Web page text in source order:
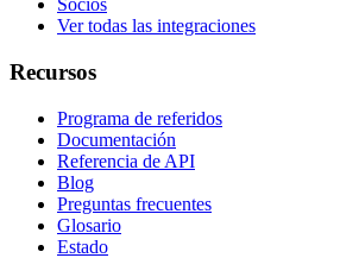
Socios
Ver todas las integraciones
Recursos
Programa de referidos
Documentación
Referencia de API
Blog
Preguntas frecuentes
Glosario
Estado